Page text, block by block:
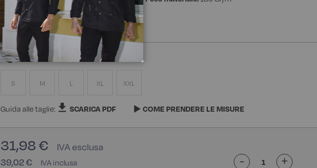
100% Poliestere Bohème
Taglia
S M L XL XXL
Guida alle taglie: SCARICA PDF COME PRENDERE LE MISURE
39,02 €
31,98 €
- +